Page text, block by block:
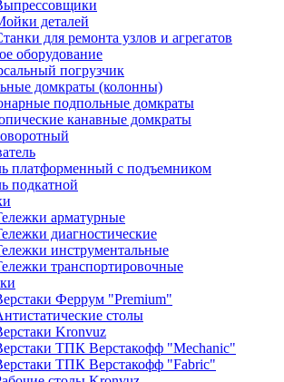
деталей
для ремонта узлов и агрегатов
оборудование
погрузчик
домкраты (колонны)
подпольные домкраты
канавные домкраты
платформенный с подъемником
подкатной
арматурные
диагностические
инструментальные
транспортировочные
Феррум "Premium"
столы
Kronvuz
ТПК Верстакофф "Mechanic"
ТПК Верстакофф "Fabric"